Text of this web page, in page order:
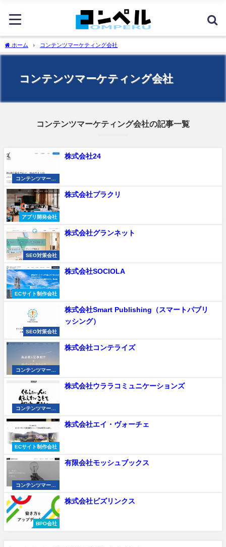
ホーム コンテンツマーケティング会社
コンテンツマーケティング会社
コンテンツマーケティング会社の記事一覧
コンテンツマーケ
ティング会社
株式会社24
アプリ開発会社
株式会社プラクリ
SEO対策会社
株式会社グランネット
ECサイト制作会社
株式会社SOCIOLA
SEO対策会社
株式会社Smart Publishing（スマートパブリ
ッシング）
コンテンツマーケ
ティング会社
株式会社コンテライズ
コンテンツマーケ
ティング会社
株式会社ウララコミュニケーションズ
ECサイト制作会社
株式会社エイ・ヴォーチェ
コンテンツマーケ
ティング会社
有限会社モッシュブックス
BPO会社
株式会社ビズリンクス